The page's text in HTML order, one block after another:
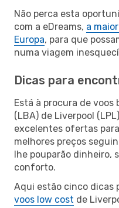
Não perca esta
com a eDreams, a
Europa, para que
numa viagem
Dicas para
Está à procura de
(LBA) de Liverpool
excelentes ofertas
melhores preços
lhe pouparão dinheiro,
conforto.
Aqui estão cinco dicas
voos low cost de